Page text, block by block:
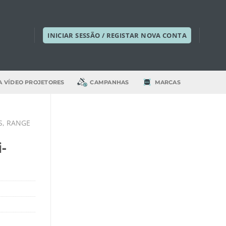
INICIAR SESSÃO / REGISTAR NOVA CONTA
VÍDEO PROJETORES CAMPANHAS MARCAS
RANGE